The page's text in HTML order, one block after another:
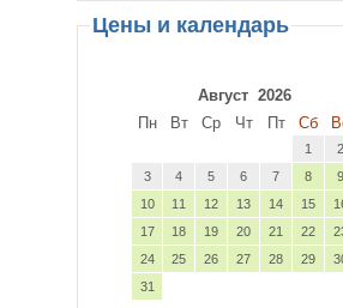
Цены и календарь
Август 2026
Пн
Вт Ср Чт Пт Сб
1
2
3
4 5 6 7 8
9
10
11 12 13 14 15
17
18 19 20 21 22
24
25 26 27 28 29
31